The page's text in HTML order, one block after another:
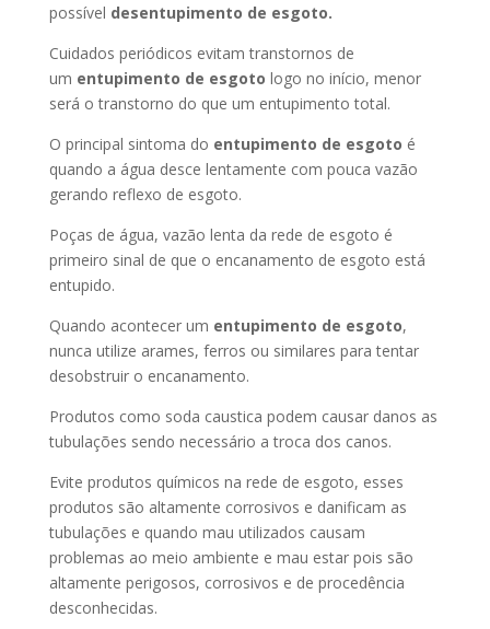
possível desentupimento de esgoto.
Cuidados periódicos evitam transtornos de
um entupimento de esgoto logo no início, menor
será o transtorno do que um entupimento total.
O principal sintoma do entupimento de esgoto é
quando a água desce lentamente com pouca vazão
gerando reflexo de esgoto.
Poças de água, vazão lenta da rede de esgoto é
primeiro sinal de que o encanamento de esgoto está
entupido.
Quando acontecer um entupimento de esgoto,
nunca utilize arames, ferros ou similares para tentar
desobstruir o encanamento.
Produtos como soda caustica podem causar danos as
tubulações sendo necessário a troca dos canos.
Evite produtos químicos na rede de esgoto, esses
produtos são altamente corrosivos e danificam as
tubulações e quando mau utilizados causam
problemas ao meio ambiente e mau estar pois são
altamente perigosos, corrosivos e de procedência
desconhecidas.